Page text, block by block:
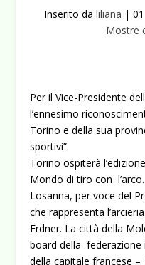
Inserito da liliana |
Mostre
Per il Vice-Presidente
l’ennesimo
Torino e della sua
sportivi”.
Torino ospiterà
Mondo di tiro con
Losanna, per voce del
che rappresenta
Erdner. La città della
board della federazione
della capitale francese